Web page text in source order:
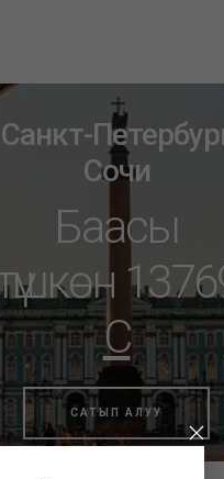
Санкт-
Сочи
Баасы
C
САТЫП АЛУУ